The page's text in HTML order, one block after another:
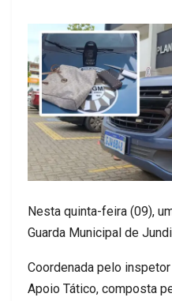
Nesta quinta-feira (09),
Guarda Municipal de
Coordenada pelo
Apoio Tático, composta